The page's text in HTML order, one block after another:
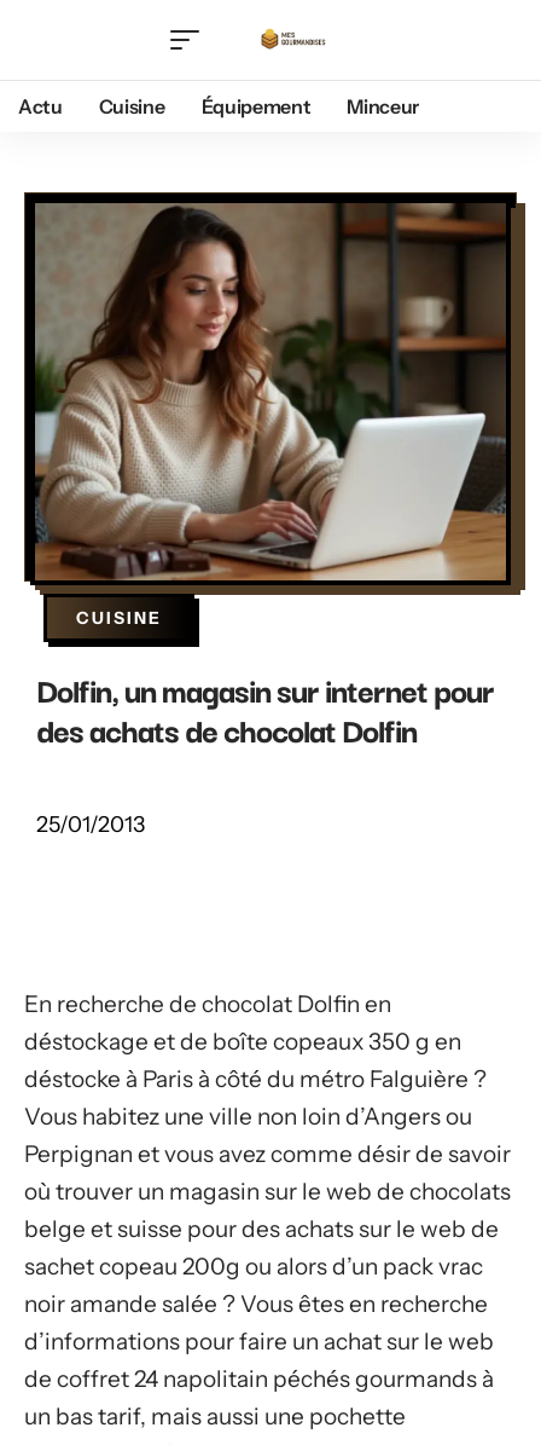
Actu Cuisine Équipement Minceur
CUISINE
Dolfin, un magasin sur internet pour
des achats de chocolat Dolfin
25/01/2013
En recherche de chocolat Dolfin en
déstockage et de boîte copeaux 350 g en
déstocke à Paris à côté du métro Falguière ?
Vous habitez une ville non loin d’Angers ou
Perpignan et vous avez comme désir de savoir
où trouver un magasin sur le web de chocolats
belge et suisse pour des achats sur le web de
sachet copeau 200g ou alors d’un pack vrac
noir amande salée ? Vous êtes en recherche
d’informations pour faire un achat sur le web
de coffret 24 napolitain péchés gourmands à
un bas tarif, mais aussi une pochette